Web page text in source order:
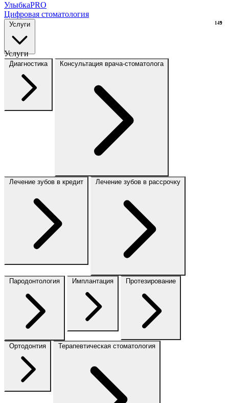
УлыбкаPRO
Цифровая стоматология
Услуги
Услуги
Диагностика Консультация врача-стоматолога
Лечение зубов в кредит Лечение зубов в рассрочку
Пародонтология Имплантация Протезирование
Ортодонтия Терапевтическая стоматология
9
149